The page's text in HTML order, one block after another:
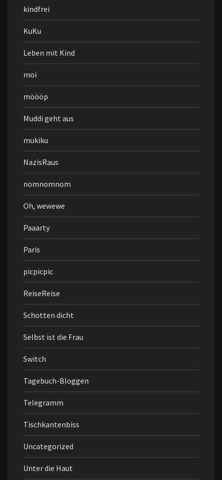
kindfrei
KuKu
Leben mit Kind
moi
möööp
Muddi geht aus
mukiku
NazisRaus
nomnomnom
Oh, wewewe
Paaarty
Paris
picpicpic
ReiseReise
Schotten dicht
Selbst ist die Frau
Switch
Tagebuch-Bloggen
Telegramm
Tischkantenbiss
Uncategorized
Unter die Haut